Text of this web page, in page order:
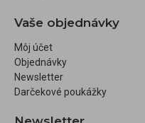
Vaše objednávky
Môj účet
Objednávky
Newsletter
Darčekové poukážky